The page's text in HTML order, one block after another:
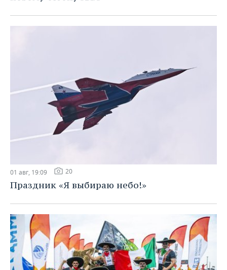
01 авг, 19:09 20
Праздник «Я выбираю небо!»